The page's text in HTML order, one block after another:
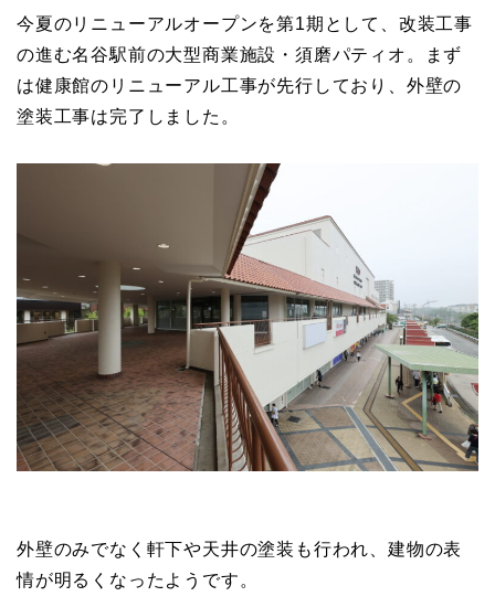
今夏のリニューアルオープンを第1期として、改装工事
の進む名谷駅前の大型商業施設・須磨パティオ。まず
は健康館のリニューアル工事が先行しており、外壁の
塗装工事は完了しました。
外壁のみでなく軒下や天井の塗装も行われ、建物の表
情が明るくなったようです。